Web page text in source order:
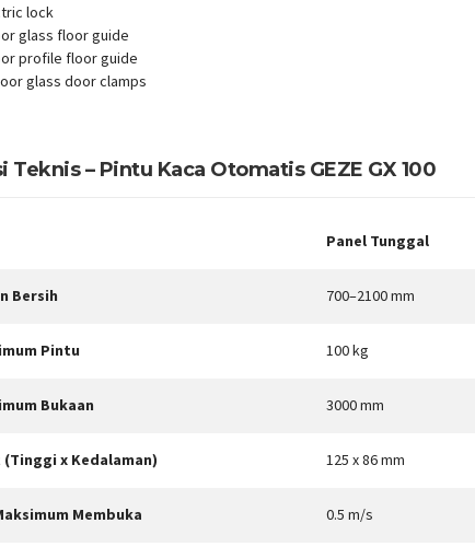
lock
glass floor guide
profile floor guide
glass door clamps
Teknis – Pintu Kaca Otomatis GEZE GX 100
Panel Tunggal
Bersih 700–2100 mm
Pintu 100 kg
Bukaan 3000 mm
(Tinggi x Kedalaman) 125 x 86 mm
Membuka 0.5 m/s